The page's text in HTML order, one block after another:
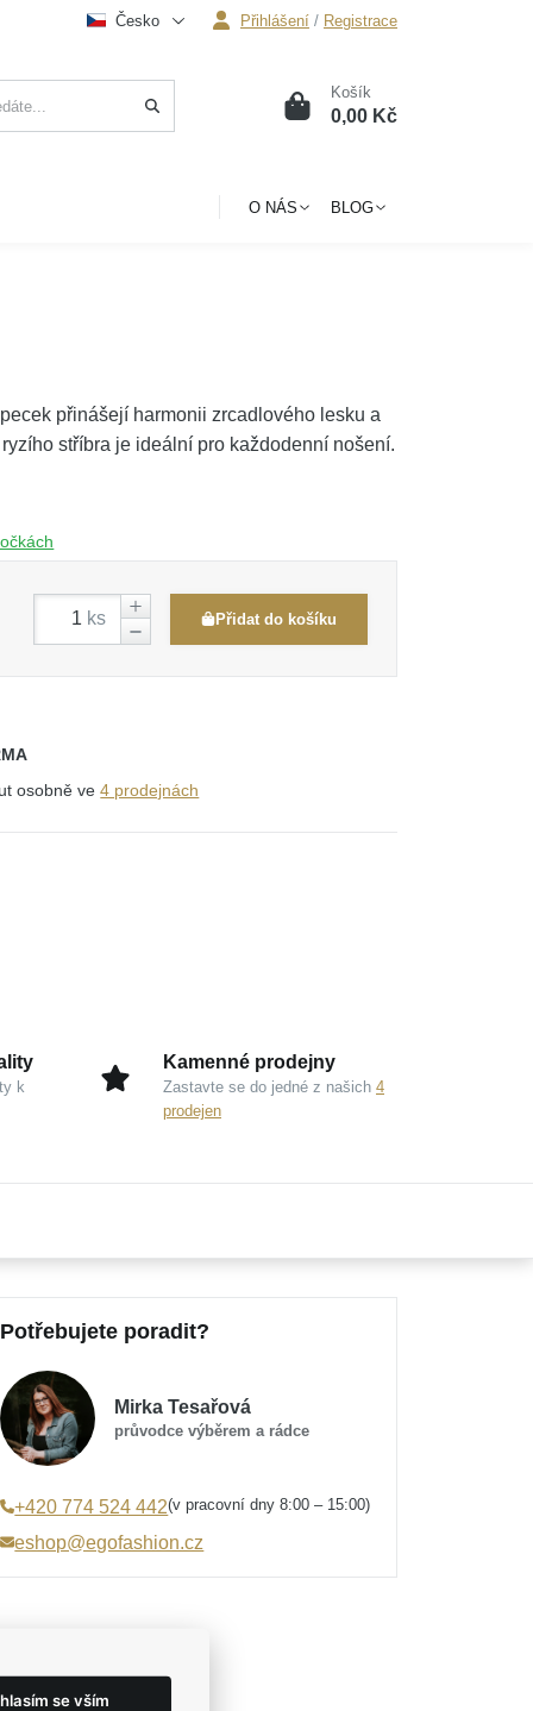
Česko Přihlášení / Registrace
0 Košík
0,00 Kč
O NÁS BLOG
přinášejí harmonii zrcadlového lesku a
stříbra je ideální pro každodenní nošení.
ks Přidat do košíku
osobně ve4 prodejnách
k
Kamenné prodejny
Zastavte se do jedné z našich 4
prodejen
Potřebujete poradit?
Mirka Tesařová
průvodce výběrem a rádce
+420 774 524 442(v pracovní dny 8:00 – 15:00)
eshop@egofashion.cz
se vším